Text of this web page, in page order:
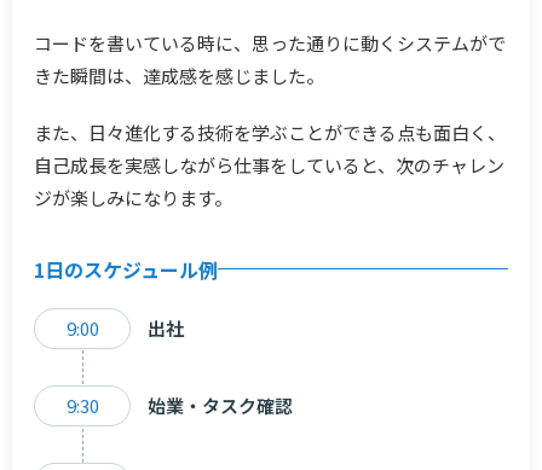
コードを書いている時に、思った通りに動くシステムがで
きた瞬間は、達成感を感じました。
また、日々進化する技術を学ぶことができる点も面白く、
自己成長を実感しながら仕事をしていると、次のチャレン
ジが楽しみになります。
1日のスケジュール例
9:00 出社
9:30 始業・タスク確認